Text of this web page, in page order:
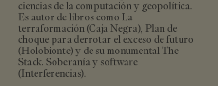
ciencias de la computación y geopolítica.
Es autor de libros como La
terraformación (Caja Negra), Plan de
choque para derrotar el exceso de futuro
(Holobionte) y de su monumental The
Stack. Soberanía y software
(Interferencias).